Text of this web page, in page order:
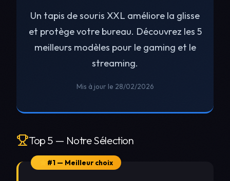
Un tapis de souris XXL améliore la glisse
et protège votre bureau. Découvrez les 5
meilleurs modèles pour le gaming et le
streaming.
Mis à jour le 28/02/2026
Top 5 — Notre Sélection
#1 — Meilleur choix